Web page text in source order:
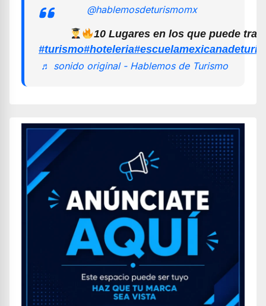
@hablemosdeturismomx
10 Lugares en los que puede
#turismo#hoteleria
♬ sonido original - Hablemos de Turismo